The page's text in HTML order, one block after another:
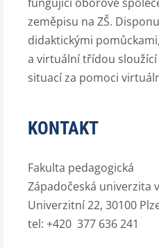
zeměpisu na ZŠ.
didaktickými
a virtuální třídou sloužící
situací za pomoci
KONTAKT
Fakulta pedagogická
Západočeská univerzita
Univerzitní 22, 30100
tel: +420 377 636 241